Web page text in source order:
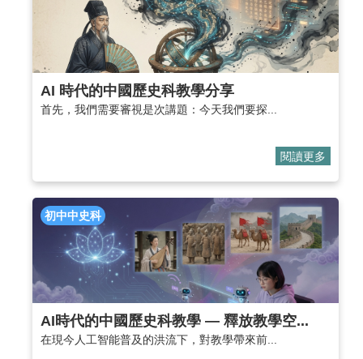
AI 時代的中國歷史科教學分享
首先，我們需要審視是次講題：今天我們要探...
閱讀更多
初中中史科
AI時代的中國歷史科教學 — 釋放教學空...
在現今人工智能普及的洪流下，對教學帶來前...